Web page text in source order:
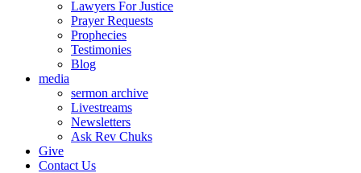
Lawyers For Justice
Prayer Requests
Prophecies
Testimonies
Blog
media
sermon archive
Livestreams
Newsletters
Ask Rev Chuks
Give
Contact Us